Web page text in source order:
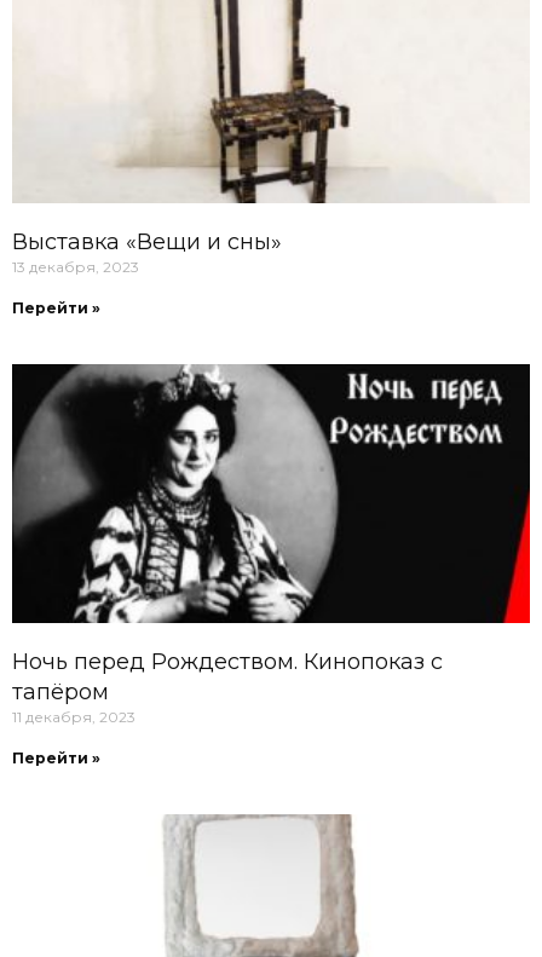
Выставка «Вещи и сны»
13 декабря, 2023
Перейти »
Ночь перед Рождеством. Кинопоказ с
тапёром
11 декабря, 2023
Перейти »